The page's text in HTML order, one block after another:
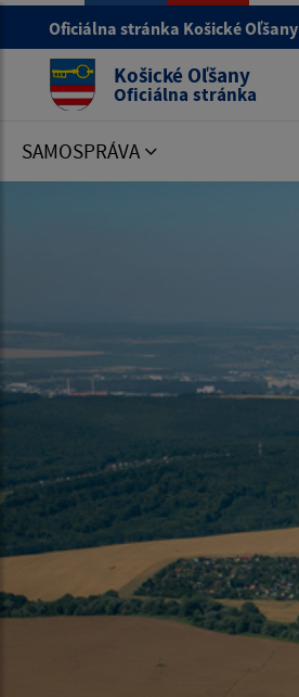
Oficiálna stránka Košické Oľšany
Košické Oľšany
Oficiálna stránka
SAMOSPRÁVA